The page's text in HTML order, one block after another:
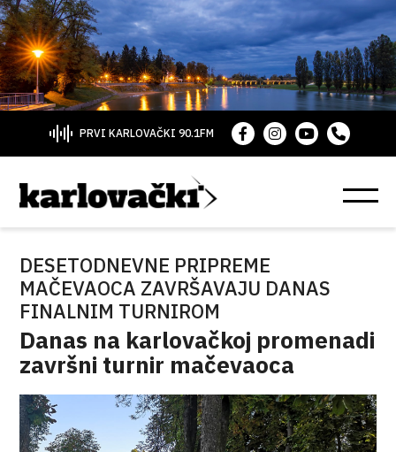
PRVI KARLOVAČKI 90.1FM
DESETODNEVNE PRIPREME
MAČEVAOCA ZAVRŠAVAJU DANAS
FINALNIM TURNIROM
Danas na karlovačkoj promenadi
završni turnir mačevaoca